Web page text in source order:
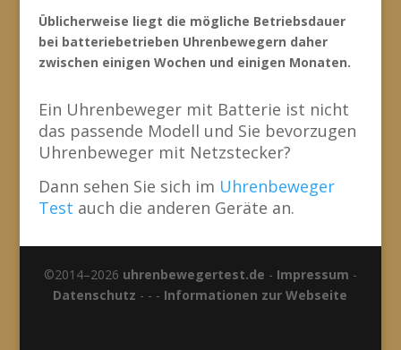
Üblicherweise liegt die mögliche Betriebsdauer
bei batteriebetrieben Uhrenbewegern daher
zwischen einigen Wochen und einigen Monaten.
Ein Uhrenbeweger mit Batterie ist nicht
das passende Modell und Sie bevorzugen
Uhrenbeweger mit Netzstecker?
Dann sehen Sie sich im Uhrenbeweger
Test auch die anderen Geräte an.
©2014–2026 uhrenbewegertest.de - Impressum -
Datenschutz - - - Informationen zur Webseite